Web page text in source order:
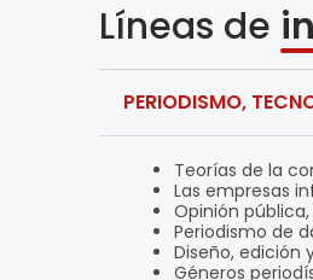
Líneas de
PERIODISMO,
Teorías de la
Las empresas
Opinión
Periodismo de
Diseño, edición
Géneros